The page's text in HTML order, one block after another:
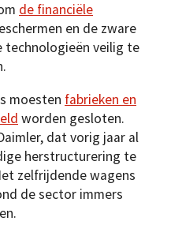
de financiële
en de zware
technologieën veilig te
moesten fabrieken en
worden gesloten.
dat vorig jaar al
herstructurering te
zelfrijdende wagens
de sector immers